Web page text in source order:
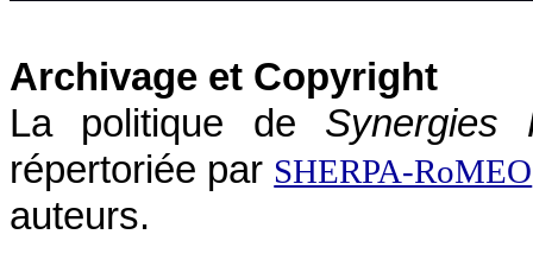
Archivage et Copyright
La politique de Synergies
répertoriée par SHERPA-RoMEO
auteurs.